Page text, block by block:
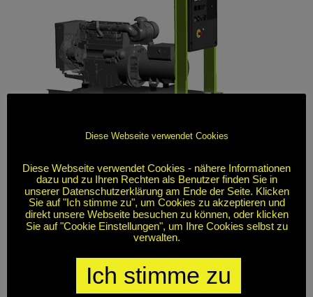
Diese Webseite verwendet Cookies
Diese Webseite verwendet Cookies - nähere Informationen
dazu und zu Ihren Rechten als Benutzer finden Sie in
unserer Datenschutzerklärung am Ende der Seite. Klicken
Sie auf "Ich stimme zu", um Cookies zu akzeptieren und
direkt unsere Webseite besuchen zu können, oder klicken
Sie auf "Cookie Einstellungen", um Ihre Cookies selbst zu
verwalten.
Ich stimme zu